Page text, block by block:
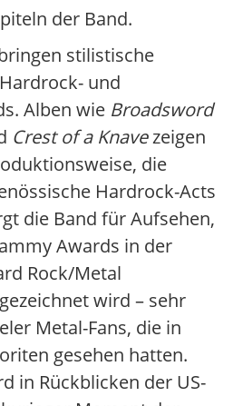
der Band.
stilistische
und
Alben wie Broadsword
Crest of a Knavezeigen
die
Hardrock-Acts
die Band für Aufsehen,
Awards in der
Rock/Metal
wird – sehr
Metal-Fans, die in
gesehen hatten.
in Rückblicken der US-